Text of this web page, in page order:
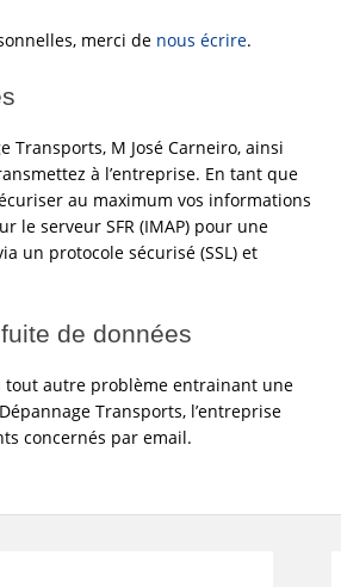
merci de nous écrire.
Transports, M José Carneiro, ainsi
à l’entreprise. En tant que
au maximum vos informations
le serveur SFR (IMAP) pour une
un protocole sécurisé (SSL) et
de données
tout autre problème entrainant une
Transports, l’entreprise
concernés par email.